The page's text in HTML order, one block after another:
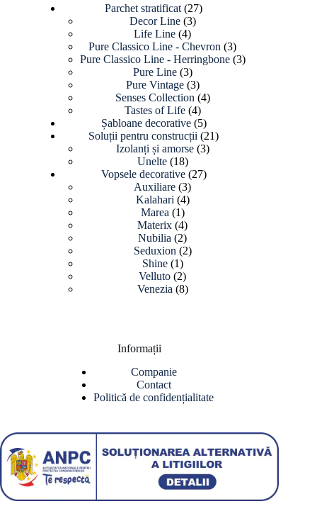
Parchet stratificat 2727
Decor Line 33
Life Line 44
produse
Pure Classico Line - Chevron 33
produse
Pure Classico Line - Herringbone 33
Pure Line 33
produse
Pure Vintage 33
produse
Senses Collection 44
Tastes of Life 44
produse
Șabloane decorative 55
produse
Soluții pentru construcții 2121
Izolanți și amorse 33
Unelte 1818
produse
Vopsele decorative 2727
Auxiliare 33
produse
Kalahari 44
Marea 11
produs
Materix 44
produse
Nubilia 22
produse
Seduxion 22
Shine 11
produs
Velluto 22
produse
Venezia 88
Informații
Companie
Contact
Politică de confidențialitate